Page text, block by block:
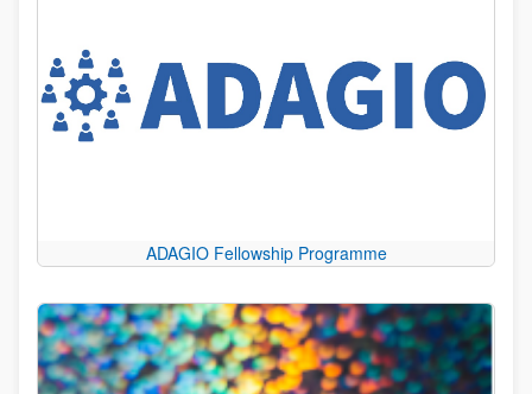
ADAGIO Fellowship Programme